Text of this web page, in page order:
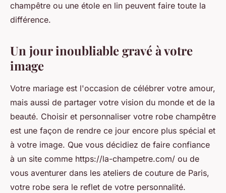
champêtre ou une étole en lin peuvent faire toute la
différence.
Un jour inoubliable gravé à votre
image
Votre mariage est l'occasion de célébrer votre amour,
mais aussi de partager votre vision du monde et de la
beauté. Choisir et personnaliser votre robe champêtre
est une façon de rendre ce jour encore plus spécial et
à votre image. Que vous décidiez de faire confiance
à un site comme https://la-champetre.com/ ou de
vous aventurer dans les ateliers de couture de Paris,
votre robe sera le reflet de votre personnalité.